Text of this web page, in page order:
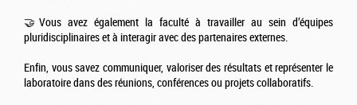
🤝Vous avez également la faculté à travailler au sein d’équipes
pluridisciplinaires et à interagir avec des partenaires externes.
Enfin, vous savez communiquer, valoriser des résultats et représenter le
laboratoire dans des réunions, conférences ou projets collaboratifs.